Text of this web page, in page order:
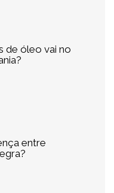
de óleo vai no
entre